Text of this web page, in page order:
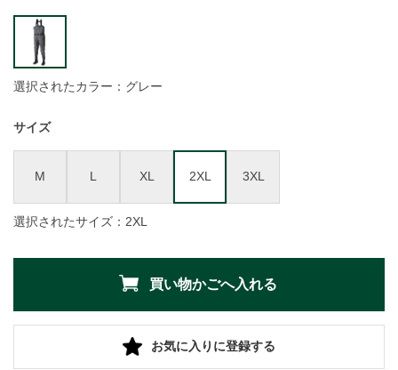
選択されたカラー：グレー
サイズ
M L XL 2XL 3XL
選択されたサイズ：2XL
お気に入りに登録する